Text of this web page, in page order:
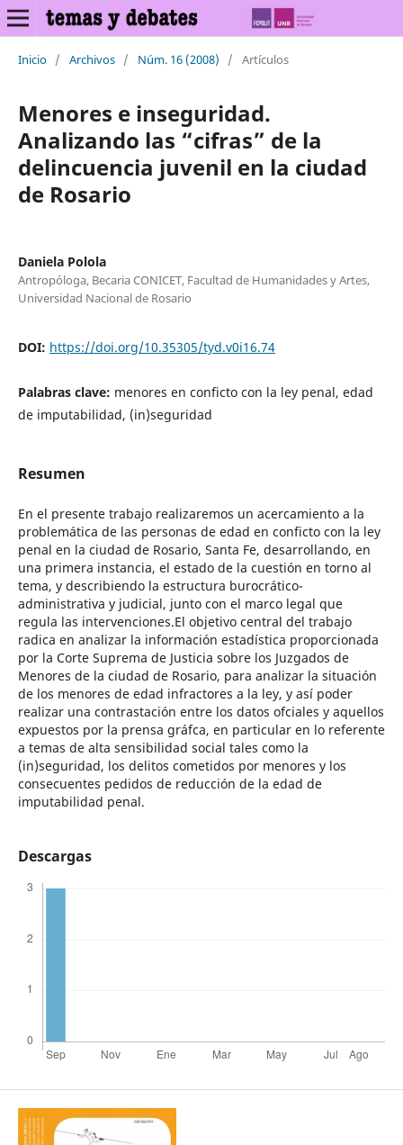
Inicio / Archivos / Núm. 16 (2008) / Artículos
Menores e inseguridad.
Analizando las “cifras” de la
delincuencia juvenil en la ciudad
de Rosario
Daniela Polola
Antropóloga, Becaria CONICET, Facultad de Humanidades y Artes,
Universidad Nacional de Rosario
DOI: https://doi.org/10.35305/tyd.v0i16.74
Palabras clave: menores en conficto con la ley penal, edad
de imputabilidad, (in)seguridad
Resumen
En el presente trabajo realizaremos un acercamiento a la
problemática de las personas de edad en conficto con la ley
penal en la ciudad de Rosario, Santa Fe, desarrollando, en
una primera instancia, el estado de la cuestión en torno al
tema, y describiendo la estructura burocrático-
administrativa y judicial, junto con el marco legal que
regula las intervenciones.El objetivo central del trabajo
radica en analizar la información estadística proporcionada
por la Corte Suprema de Justicia sobre los Juzgados de
Menores de la ciudad de Rosario, para analizar la situación
de los menores de edad infractores a la ley, y así poder
realizar una contrastación entre los datos ofciales y aquellos
expuestos por la prensa gráfca, en particular en lo referente
a temas de alta sensibilidad social tales como la
(in)seguridad, los delitos cometidos por menores y los
consecuentes pedidos de reducción de la edad de
imputabilidad penal.
Descargas